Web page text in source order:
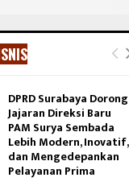
DPRD Surabaya Dorong
Jajaran Direksi Baru
PAM Surya Sembada
Lebih Modern, Inovatif,
dan Mengedepankan
Pelayanan Prima